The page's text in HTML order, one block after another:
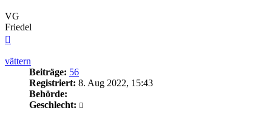
VG
Friedel
vättern
Beiträge: 56
Registriert: 8. Aug 2022, 15:43
Behörde:
Geschlecht: